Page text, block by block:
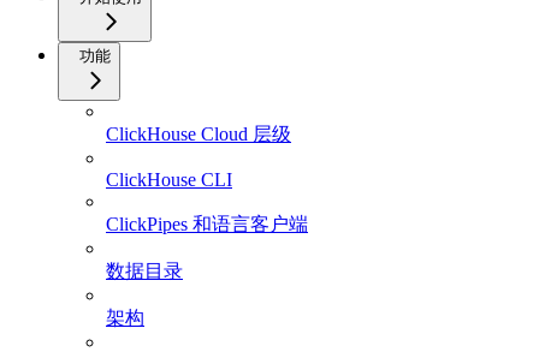
功能
ClickHouse Cloud 层级
ClickHouse CLI
ClickPipes 和语言客户端
数据目录
架构